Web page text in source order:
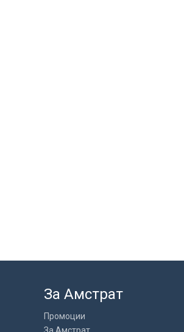
За Амстрат
Промоции